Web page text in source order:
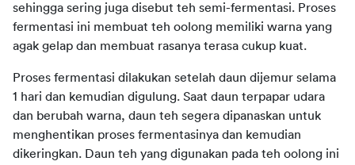
sehingga sering juga disebut teh semi-fermentasi. Proses
fermentasi ini membuat teh oolong memiliki warna yang
agak gelap dan membuat rasanya terasa cukup kuat.
Proses fermentasi dilakukan setelah daun dijemur selama
1 hari dan kemudian digulung. Saat daun terpapar udara
dan berubah warna, daun teh segera dipanaskan untuk
menghentikan proses fermentasinya dan kemudian
dikeringkan. Daun teh yang digunakan pada teh oolong ini